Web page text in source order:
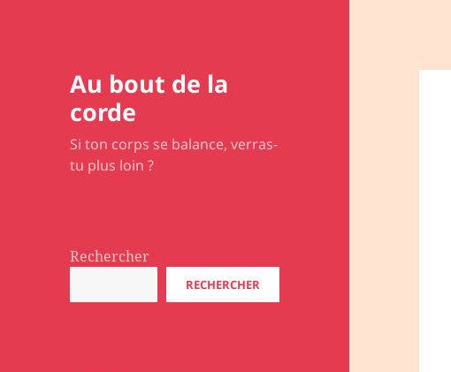
Au bout de la
corde
Si ton corps se balance, verras-
tu plus loin ?
Rechercher
RECHERCHER